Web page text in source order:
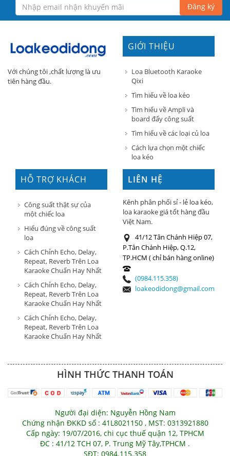
Đăng ký
Với chúng tôi ,chất lượng là ưu
tiên hàng đầu.
GIỚI THIỆU
Loa Bluetooth Karaoke
Qixi
Tìm hiểu về loa kéo
Tìm hiểu về Ampli và
board đẩy công suất
Tìm hiểu về các loại củ loa
Cách lựa chọn một chiếc
loa kéo
HỖ TRỢ KHÁCH
HÀNG
Công suất thật sự của
một chiếc loa
Hiểu đúng về công suất
loa
Cách Chỉnh Echo, Delay,
Repeat, Reverb Trên Loa
Karaoke Chuẩn Hay Nhất
Cách Chỉnh Echo, Delay,
Repeat, Reverb Trên Loa
Karaoke Chuẩn Hay Nhất
Cách Chỉnh Echo, Delay,
Repeat, Reverb Trên Loa
Karaoke Chuẩn Hay Nhất
LIÊN HỆ
Kênh phân phối sỉ - lẻ loa kéo,
loa karaoke giá tốt hàng đầu
Việt Nam.
41/12 Tân Chánh Hiệp 07,
P.Tân Chánh Hiệp, Q.12,
TP.HCM ( chỉ bán hàng online)
(0984.115.358)
loakeodidong@gmail.com
HÌNH THỨC THANH TOÁN
Người đại diện: Nguyễn Hồng Nam
Chứng nhận ĐKKD số : 41L8021150 , MST: 0313921880
Cấp ngày: 19/07/2016, chi cục thuế quận 12, TPHCM
ĐC : 41/12 TCH 07, P. Trung Mỹ Tây,TPHCM .
SĐT: 0984.115.358